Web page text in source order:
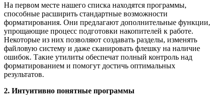
На первом месте нашего списка находятся программы,
способные расширить стандартные возможности
форматирования. Они предлагают дополнительные функции,
упрощающие процесс подготовки накопителей к работе.
Некоторые из них позволяют создавать разделы, изменять
файловую систему и даже сканировать флешку на наличие
ошибок. Такие утилиты обеспечат полный контроль над
форматированием и помогут достичь оптимальных
результатов.
2. Интуитивно понятные программы